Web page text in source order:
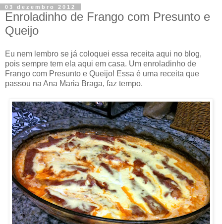
03 dezembro 2012
Enroladinho de Frango com Presunto e
Queijo
Eu nem lembro se já coloquei essa receita aqui no blog,
pois sempre tem ela aqui em casa. Um enroladinho de
Frango com Presunto e Queijo! Essa é uma receita que
passou na Ana Maria Braga, faz tempo.